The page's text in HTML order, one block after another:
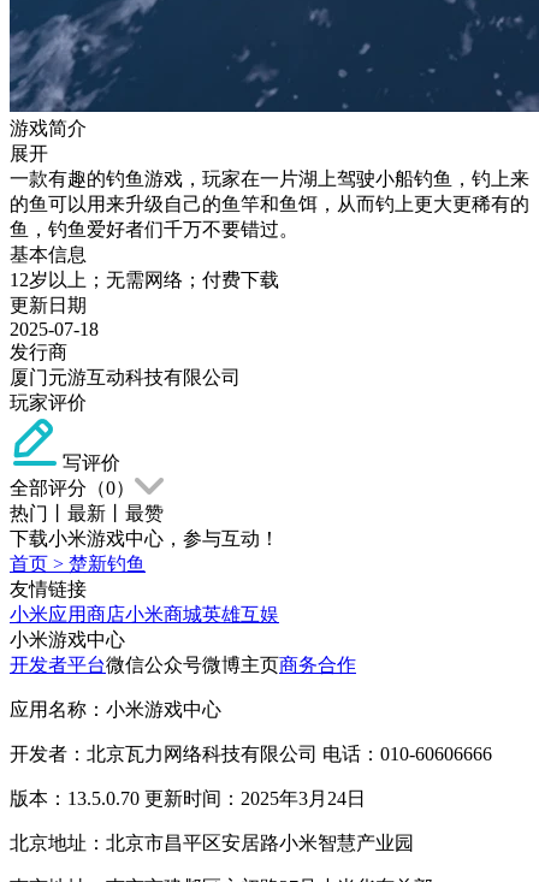
游戏简介
展开
一款有趣的钓鱼游戏，玩家在一片湖上驾驶小船钓鱼，钓上来
的鱼可以用来升级自己的鱼竿和鱼饵，从而钓上更大更稀有的
鱼，钓鱼爱好者们千万不要错过。
基本信息
12岁以上；无需网络；付费下载
更新日期
2025-07-18
发行商
厦门元游互动科技有限公司
玩家评价
写评价
全部评分（0）
热门
最新
最赞
下载小米游戏中心，参与互动！
首页 > 楚新钓鱼
友情链接
小米应用商店小米商城英雄互娱
小米游戏中心
开发者平台微信公众号微博主页商务合作
应用名称：小米游戏中心
开发者：北京瓦力网络科技有限公司 电话：010-60606666
版本：13.5.0.70 更新时间：2025年3月24日
北京地址：北京市昌平区安居路小米智慧产业园